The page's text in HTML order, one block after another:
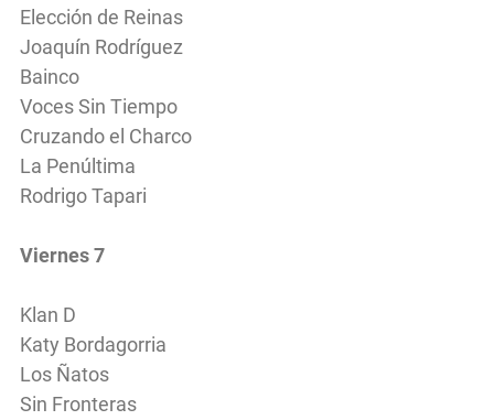
Elección de Reinas
Joaquín Rodríguez
Bainco
Voces Sin Tiempo
Cruzando el Charco
La Penúltima
Rodrigo Tapari
Viernes 7
Klan D
Katy Bordagorria
Los Ñatos
Sin Fronteras